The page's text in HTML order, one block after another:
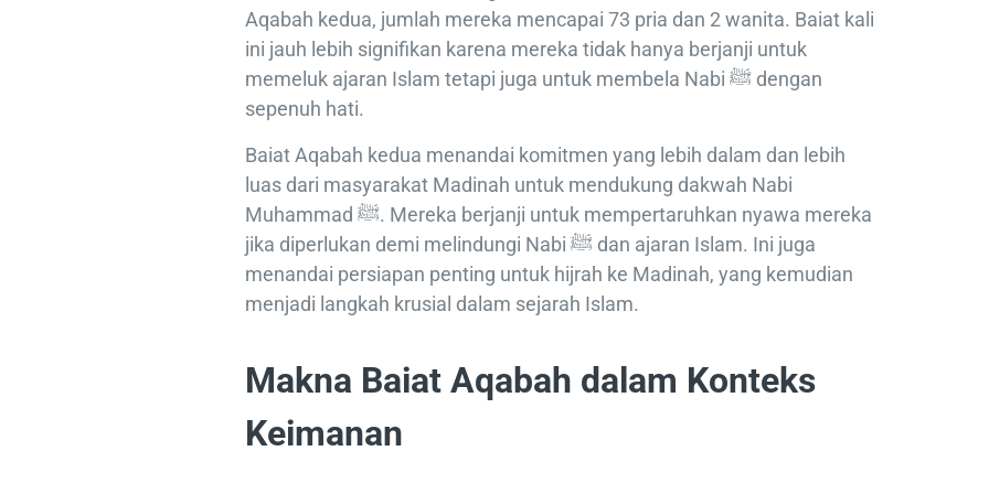
Aqabah kedua, jumlah mereka mencapai 73 pria dan 2 wanita. Baiat kali
ini jauh lebih signifikan karena mereka tidak hanya berjanji untuk
memeluk ajaran Islam tetapi juga untuk membela Nabi ﷺ dengan
sepenuh hati.
Baiat Aqabah kedua menandai komitmen yang lebih dalam dan lebih
luas dari masyarakat Madinah untuk mendukung dakwah Nabi
Muhammad ﷺ. Mereka berjanji untuk mempertaruhkan nyawa mereka
jika diperlukan demi melindungi Nabi ﷺ dan ajaran Islam. Ini juga
menandai persiapan penting untuk hijrah ke Madinah, yang kemudian
menjadi langkah krusial dalam sejarah Islam.
Makna Baiat Aqabah dalam Konteks
Keimanan